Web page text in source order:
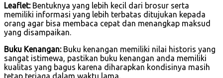
Leaflet:Bentuknya yang lebih kecil dari brosur serta
memiliki informasi yang lebih terbatas ditujukan kepada
orang agar bisa membaca cepat dan menangkap maksud
yang disampaikan.
Buku Kenangan:Buku kenangan memiliki nilai historis yang
sangat istimewa, pastikan buku kenangan anda memiliki
kualitas yang bagus karena diharapkan kondisinya masih
tetap terjaga dalam waktu lama.